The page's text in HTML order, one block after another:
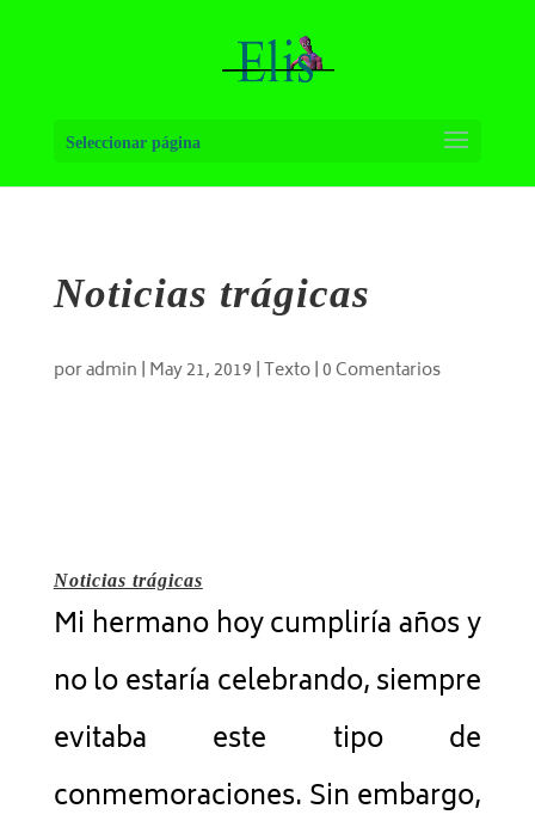
Seleccionar página
Noticias trágicas
poradmin | May 21, 2019 |Texto|0 Comentarios
Noticias trágicas
Mi hermano hoy cumpliría años y
no lo estaría celebrando, siempre
evitaba este tipo de
conmemoraciones. Sin embargo,